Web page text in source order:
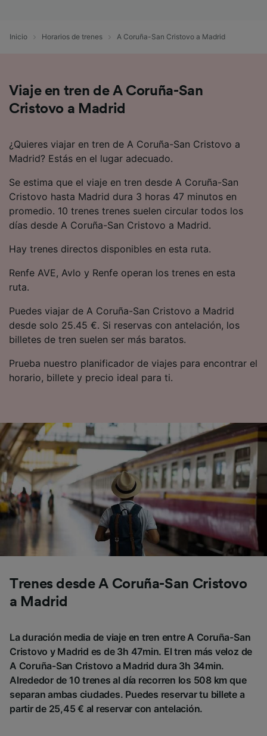
Inicio Horarios de trenes A Coruña-San Cristovo a Madrid
Viaje en tren de A Coruña-San
Cristovo a Madrid
¿Quieres viajar en tren de A Coruña-San Cristovo a
Madrid? Estás en el lugar adecuado.
Se estima que el viaje en tren desde A Coruña-San
Cristovo hasta Madrid dura 3 horas 47 minutos en
promedio. 10 trenes trenes suelen circular todos los
días desde A Coruña-San Cristovo a Madrid.
Hay trenes directos disponibles en esta ruta.
Renfe AVE, Avlo y Renfe operan los trenes en esta
ruta.
Puedes viajar de A Coruña-San Cristovo a Madrid
desde solo 25.45 €. Si reservas con antelación, los
billetes de tren suelen ser más baratos.
Prueba nuestro planificador de viajes para encontrar el
horario, billete y precio ideal para ti.
Trenes desde A Coruña-San Cristovo
a Madrid
La duración media de viaje en tren entre A Coruña-San
Cristovo y Madrid es de 3h 47min. El tren más veloz de
A Coruña-San Cristovo a Madrid dura 3h 34min.
Alrededor de 10 trenes al día recorren los 508 km que
separan ambas ciudades. Puedes reservar tu billete a
partir de 25,45 € al reservar con antelación.
identificación. Almacenar la información en un
Lista de asociados (proveedores)